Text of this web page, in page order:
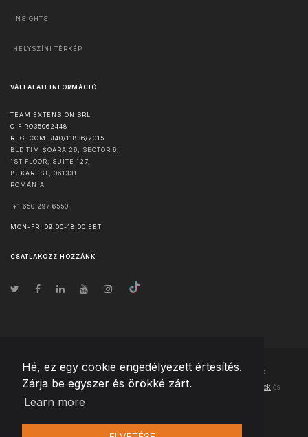
Hé, ez egy cookie engedélyezett értesítés.
Zárja be egyszer és örökké zárt.
Learn more
INSIGHTS
HELYSZÍNI TÉRKÉP
VÁLLALATI INFORMÁCIÓ
TEAM EXTENSION SRL
CIF RO35062448
REG. COM. J40/11836/2015
BLD TIMIȘOARA 26, SECTOR 6,
1ST FLOOR, SUITE 127,
BUKAREST
061331
ROMÁNIA
+1 650 297 6550
MON-FRI 09:00-18:00 EET
CSATLAKOZZ HOZZÁNK
© Szerzői jog2026 Team Extension Hungary- Minden jog fenntartva
Changelog ● Ezen webhely használatával elfogadja Használati feltételek és